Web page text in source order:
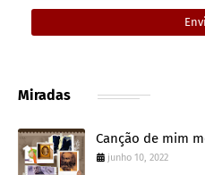
Miradas
Canção de mim
junho 10, 2022